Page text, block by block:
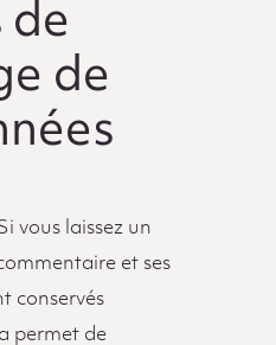
de
de
vous laissez un
et ses
conservés
permet de